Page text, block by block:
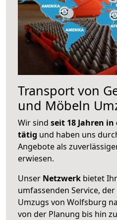
Transport von
und Möbeln
Wir sind seit 18 Jahren
tätig und haben uns
Angebote als
erwiesen.
Unser Netzwerk bietet
umfassenden Service,
Umzugs von Wolfsburg
von der Planung bis hin